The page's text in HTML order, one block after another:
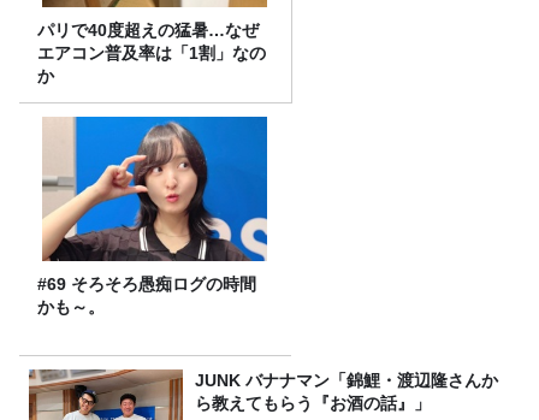
パリで40度超えの猛暑…なぜ
エアコン普及率は「1割」なの
か
#69 そろそろ愚痴ログの時間
かも～。
JUNK バナナマン「錦鯉・渡辺隆さんか
ら教えてもらう『お酒の話』」